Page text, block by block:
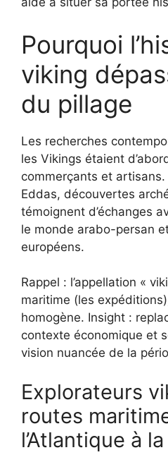
Pourquoi
viking
du pillage
Les recherches
les Vikings étaient
commerçants et
Eddas, découvertes
témoignent d’échanges
le monde arabo-persan
européens.
Rappel : l’appellation «
maritime (les
homogène. Insight :
contexte économique et
vision nuancée de la
Explorateurs
routes
l’Atlantique à